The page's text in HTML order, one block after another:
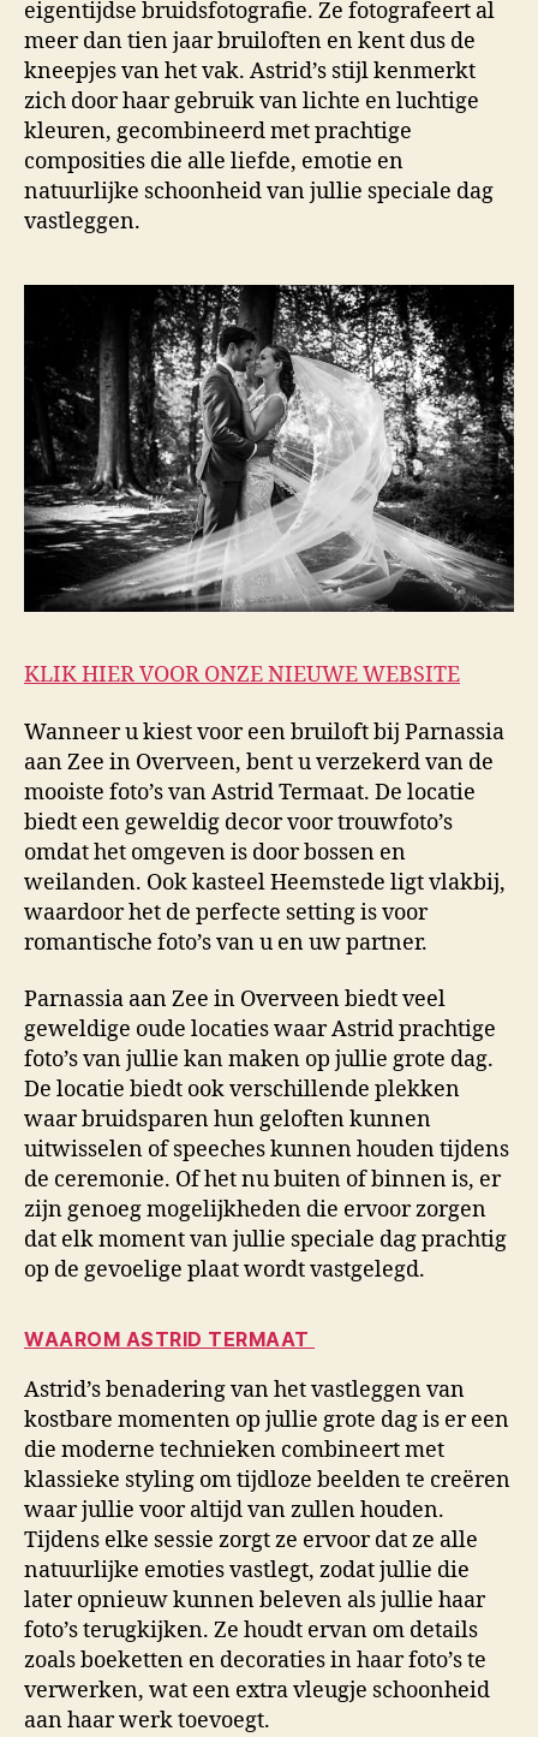
eigentijdse bruidsfotografie. Ze fotografeert al
meer dan tien jaar bruiloften en kent dus de
kneepjes van het vak. Astrid’s stijl kenmerkt
zich door haar gebruik van lichte en luchtige
kleuren, gecombineerd met prachtige
composities die alle liefde, emotie en
natuurlijke schoonheid van jullie speciale dag
vastleggen.
KLIK HIER VOOR ONZE NIEUWE WEBSITE
Wanneer u kiest voor een bruiloft bij Parnassia
aan Zee in Overveen, bent u verzekerd van de
mooiste foto’s van Astrid Termaat. De locatie
biedt een geweldig decor voor trouwfoto’s
omdat het omgeven is door bossen en
weilanden. Ook kasteel Heemstede ligt vlakbij,
waardoor het de perfecte setting is voor
romantische foto’s van u en uw partner.
Parnassia aan Zee in Overveen biedt veel
geweldige oude locaties waar Astrid prachtige
foto’s van jullie kan maken op jullie grote dag.
De locatie biedt ook verschillende plekken
waar bruidsparen hun geloften kunnen
uitwisselen of speeches kunnen houden tijdens
de ceremonie. Of het nu buiten of binnen is, er
zijn genoeg mogelijkheden die ervoor zorgen
dat elk moment van jullie speciale dag prachtig
op de gevoelige plaat wordt vastgelegd.
WAAROM ASTRID TERMAAT
Astrid’s benadering van het vastleggen van
kostbare momenten op jullie grote dag is er een
die moderne technieken combineert met
klassieke styling om tijdloze beelden te creëren
waar jullie voor altijd van zullen houden.
Tijdens elke sessie zorgt ze ervoor dat ze alle
natuurlijke emoties vastlegt, zodat jullie die
later opnieuw kunnen beleven als jullie haar
foto’s terugkijken. Ze houdt ervan om details
zoals boeketten en decoraties in haar foto’s te
verwerken, wat een extra vleugje schoonheid
aan haar werk toevoegt.